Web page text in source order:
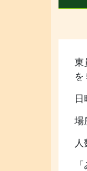
東
を
場